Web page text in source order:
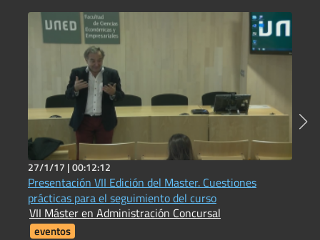
27/1/17 |00:12:12
Presentación VII Edición del Master. Cuestiones
prácticas para el seguimiento del curso
VII Máster en Administración Concursal
eventos